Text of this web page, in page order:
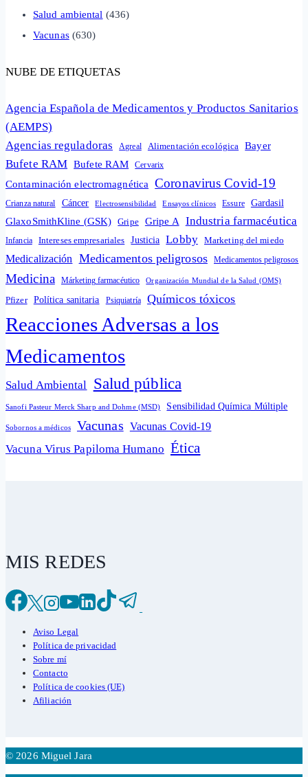
Salud ambiental (436)
Vacunas(630)
NUBE DE ETIQUETAS
Agencia Española de Medicamentos y Productos Sanitarios
(AEMPS)
Agencias reguladoras
Agreal Alimentación ecológica Bayer
Bufete RAM Bufete RAM Cervarix
Contaminación electromagnética Coronavirus Covid-19
Crianza natural Cáncer Electrosensibilidad Ensayos clínicos Essure Gardasil
GlaxoSmithKline (GSK) Gripe Gripe A Industria farmacéutica
Infancia Intereses empresariales Justicia Lobby Marketing del miedo
Medicalización Medicamentos peligrosos Medicamentos peligrosos
Medicina Márketing farmacéutico Organización Mundial de la Salud (OMS)
Pfizer Política sanitaria Psiquiatría Químicos tóxicos
Reacciones Adversas a los
Medicamentos
Salud Ambiental Salud pública
Sanofi Pasteur Merck Sharp and Dohme (MSD) Sensibilidad Química Múltiple
Sobornos a médicos Vacunas Vacunas Covid-19
Vacuna Virus Papiloma Humano Ética
MIS REDES
Aviso Legal
Política de privacidad
Sobre mí
Contacto
Política de cookies (UE)
Afiliación
© 2026 Miguel Jara